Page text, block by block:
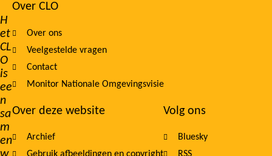
H
et
CL
O
is
ee
n
sa
m
en
Footer
navigation
Over CLO
Over ons
Veelgestelde vragen
Contact
Monitor Nationale Omgevingsvisie
Over deze website
Archief
Volg ons
Bluesky